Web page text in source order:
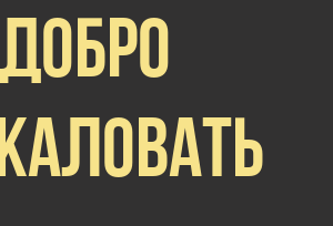
ДОБРО